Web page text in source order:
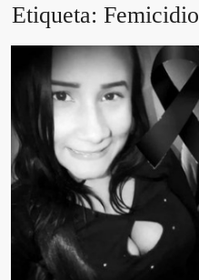
Etiqueta:Femicidio